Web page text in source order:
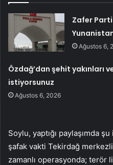
Zafer
Ağustos 6,
Özdağ’dan şehit yakınları
istiyorsunuz
Ağustos 6, 2026
Soylu, yaptığı paylaşımda
şafak vakti Tekirdağ
zamanlı operasyonda; terör